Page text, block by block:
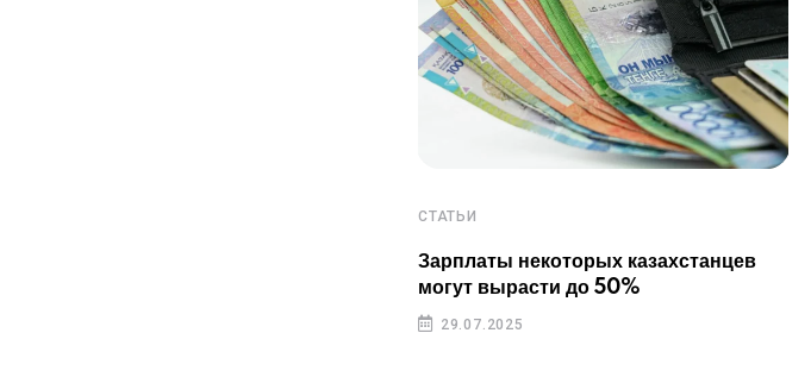
СТАТЬИ
Зарплаты некоторых казахстанцев
могут вырасти до 50%
29.07.2025